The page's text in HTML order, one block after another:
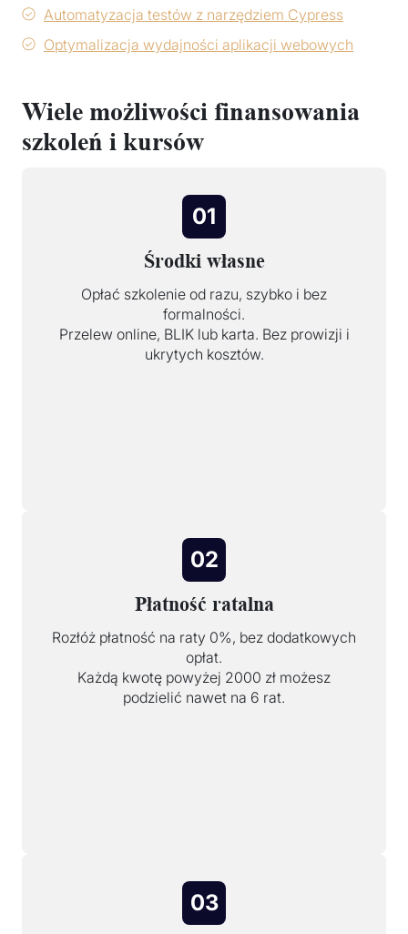
Automatyzacja testów z narzędziem Cypress
Optymalizacja wydajności aplikacji webowych
Wiele możliwości finansowania
szkoleń i kursów
01
Środki własne
Opłać szkolenie od razu, szybko i bez
formalności.
Przelew online, BLIK lub karta. Bez prowizji i
ukrytych kosztów.
02
Płatność ratalna
Rozłóż płatność na raty 0%, bez dodatkowych
opłat.
Każdą kwotę powyżej 2000 zł możesz
podzielić nawet na 6 rat.
03